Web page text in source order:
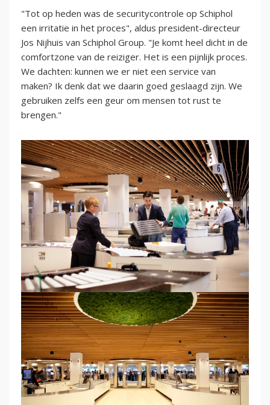
"Tot op heden was de securitycontrole op Schiphol
een irritatie in het proces", aldus president-directeur
Jos Nijhuis van Schiphol Group. "Je komt heel dicht in de
comfortzone van de reiziger. Het is een pijnlijk proces.
We dachten: kunnen we er niet een service van
maken? Ik denk dat we daarin goed geslaagd zijn. We
gebruiken zelfs een geur om mensen tot rust te
brengen."